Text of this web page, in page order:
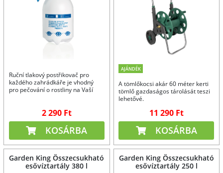
Ruční tlakový postřikovač pro
každého zahrádkáře je vhodný
pro pečování o rostliny na Vaší
2 290 Ft
KOSÁRBA
AJÁNDÉK
A tömlőkocsi akár 60 méter kerti
tömlő gazdaságos tárolását teszi
lehetővé.
11 290 Ft
KOSÁRBA
Garden King Összecsukható
esővíztartály 380 l
Garden King Összecsukható
esővíztartály 250 l